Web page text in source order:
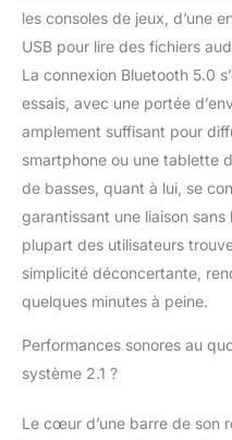
les consoles de jeux, d’une
USB pour lire des fichiers
La connexion Bluetooth 5.0
essais, avec une portée
amplement suffisant pour
smartphone ou une tablette
de basses, quant à lui, se
garantissant une liaison
plupart des utilisateurs
simplicité déconcertante,
quelques minutes à peine.
Performances sonores au
système 2.1 ?
Le cœur d’une barre de son